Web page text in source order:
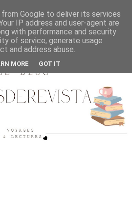
Google to deliver its services
IP address and user-agent are
with performance and security
of service, generate usage
and address abuse.
MORE GOT IT